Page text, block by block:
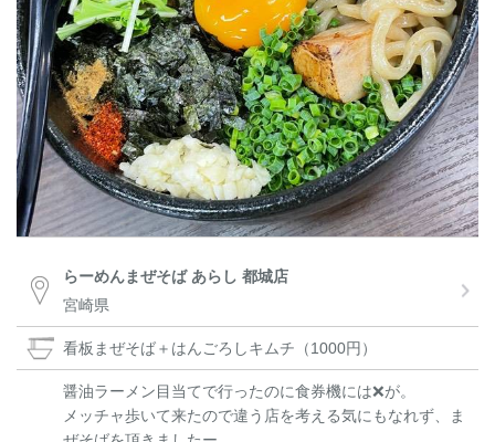
らーめんまぜそば あらし 都城店
宮崎県
看板まぜそば＋はんごろしキムチ（1000円）
醤油ラーメン目当てで行ったのに食券機には❌が。
メッチャ歩いて来たので違う店を考える気にもなれず、ま